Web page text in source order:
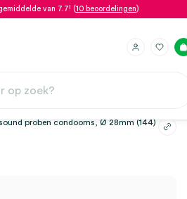
van 7.7! (10 beoordelingen)
proben condooms, Ø 28mm (144)